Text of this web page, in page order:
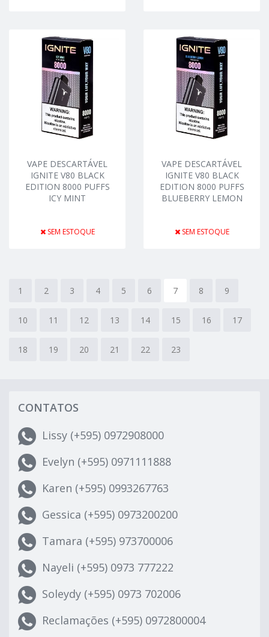
VAPE DESCARTÁVEL
IGNITE V80 BLACK
EDITION 8000 PUFFS
ICY MINT
SEM ESTOQUE
VAPE DESCARTÁVEL
IGNITE V80 BLACK
EDITION 8000 PUFFS
BLUEBERRY LEMON
SEM ESTOQUE
1 2 3 4 5 6 7 8 9
10 11 12 13 14 15 16 17
18 19 20 21 22 23
CONTATOS
Lissy (+595) 0972908000
Evelyn (+595) 0971111888
Karen (+595) 0993267763
Gessica (+595) 0973200200
Tamara (+595) 973700006
Nayeli (+595) 0973 777222
Soleydy (+595) 0973 702006
Reclamações (+595) 0972800004